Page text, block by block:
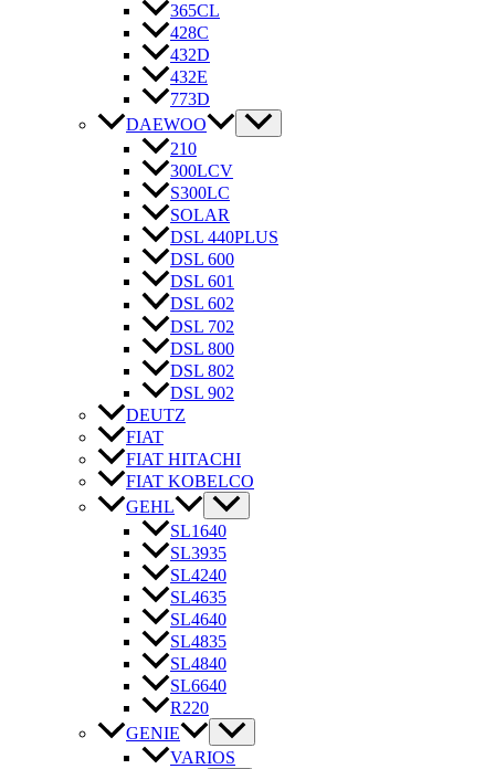
365CL
428C
432D
432E
773D
DAEWOO
210
300LCV
S300LC
SOLAR
DSL 440PLUS
DSL 600
DSL 601
DSL 602
DSL 702
DSL 800
DSL 802
DSL 902
DEUTZ
FIAT
FIAT HITACHI
FIAT KOBELCO
GEHL
SL1640
SL3935
SL4240
SL4635
SL4640
SL4835
SL4840
SL6640
R220
GENIE
VARIOS